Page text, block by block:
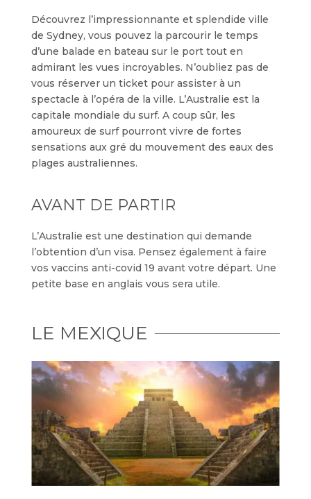
Découvrez l’impressionnante et splendide ville
de Sydney, vous pouvez la parcourir le temps
d’une balade en bateau sur le port tout en
admirant les vues incroyables. N’oubliez pas de
vous réserver un ticket pour assister à un
spectacle à l’opéra de la ville. L’Australie est la
capitale mondiale du surf. A coup sûr, les
amoureux de surf pourront vivre de fortes
sensations aux gré du mouvement des eaux des
plages australiennes.
AVANT DE PARTIR
L’Australie est une destination qui demande
l’obtention d’un visa. Pensez également à faire
vos vaccins anti-covid 19 avant votre départ. Une
petite base en anglais vous sera utile.
LE MEXIQUE